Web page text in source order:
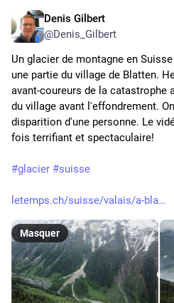
Denis Gilbert
@Denis_Gilbert
Un glacier de montagne en
une partie du village de Blatten.
avant-coureurs de la catastrophe
du village avant l'effondrement.
disparition d'une personne. Le
fois terrifiant et spectaculaire!
#glacier #suisse
letemps.ch/suisse/valais/a-bla
Masquer